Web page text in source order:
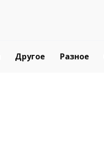
Другое Разное